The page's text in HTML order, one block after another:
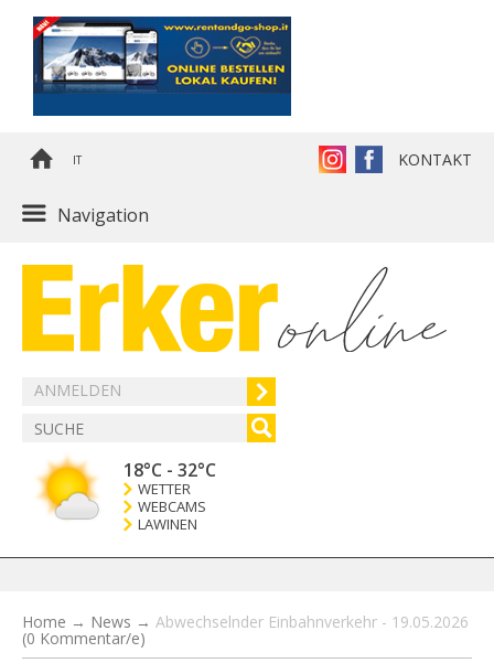
IT KONTAKT
Navigation
ANMELDEN
18°C - 32°C
WETTER
WEBCAMS
LAWINEN
Home → News → Abwechselnder Einbahnverkehr - 19.05.2026
(0 Kommentar/e)